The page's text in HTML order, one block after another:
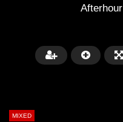
Afterhour
MIXED